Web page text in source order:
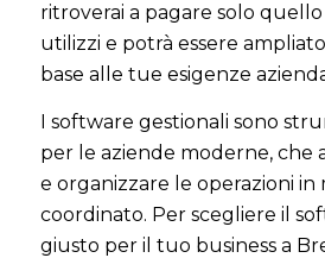
ritroverai a pagare solo
utilizzi e potrà essere
base alle tue esigenze
I software gestionali sono
per le aziende moderne, che
e organizzare le operazioni
coordinato. Per scegliere il
giusto per il tuo business a